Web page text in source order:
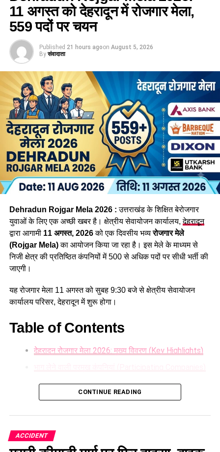
11 अगस्त को देहरादून में रोजगार मेला,
559 पदों पर चयन
Published 21 hours agoon August 5, 2026
By संवादाता
Dehradun Rojgar Mela 2026 :उत्तराखंड के शिक्षित बेरोजगार
युवाओं के लिए एक अच्छी खबर है। क्षेत्रीय सेवायोजन कार्यालय,देहरादून
द्वारा आगामी 11 अगस्त, 2026को एक दिवसीय भव्यरोजगार मेले
(Rojgar Mela)का आयोजन किया जा रहा है। इस मेले के माध्यम से
निजी क्षेत्र की प्रतिष्ठित कंपनियों में 500 से अधिक पदों पर सीधी भर्ती की
जाएगी।
यह रोजगार मेला 11 अगस्त को सुबह 9:30 बजे से क्षेत्रीय सेवायोजन
कार्यालय परिसर, देहरादून में शुरू होगा।
Table of Contents
देहरादून रोजगार मेला 2026: मुख्य विवरण (Key Highlights)
Dehradun Rojgar Mela 2026 : आवेदन और पंजीकरण
प्रक्रिया (How to Register)
आवश्यक दस्तावेज (Documents Required):
CONTINUE READING
ACCIDENT